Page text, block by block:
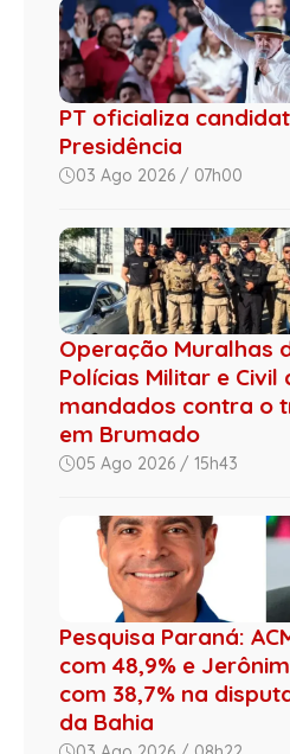
PT oficializa
Presidência
03 Ago 2026 / 07h00
Operação Muralhas
Polícias Militar e Civil
mandados contra o
em Brumado
05 Ago 2026 / 15h43
Pesquisa Paraná:
com 48,9% e
com 38,7% na
da Bahia